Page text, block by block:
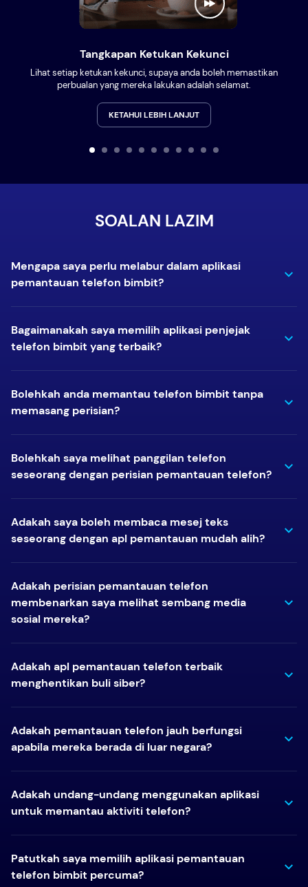
Tangkapan Ketukan Kekunci
Lihat setiap ketukan kekunci, supaya anda boleh memastikan
perbualan yang mereka lakukan adalah selamat.
KETAHUI LEBIH LANJUT
SOALAN LAZIM
Mengapa saya perlu melabur dalam aplikasi
pemantauan telefon bimbit?
Bagaimanakah saya memilih aplikasi penjejak
telefon bimbit yang terbaik?
Bolehkah anda memantau telefon bimbit tanpa
memasang perisian?
Bolehkah saya melihat panggilan telefon
seseorang dengan perisian pemantauan telefon?
Adakah saya boleh membaca mesej teks
seseorang dengan apl pemantauan mudah alih?
Adakah perisian pemantauan telefon
membenarkan saya melihat sembang media
sosial mereka?
Adakah apl pemantauan telefon terbaik
menghentikan buli siber?
Adakah pemantauan telefon jauh berfungsi
apabila mereka berada di luar negara?
Adakah undang-undang menggunakan aplikasi
untuk memantau aktiviti telefon?
Patutkah saya memilih aplikasi pemantauan
telefon bimbit percuma?